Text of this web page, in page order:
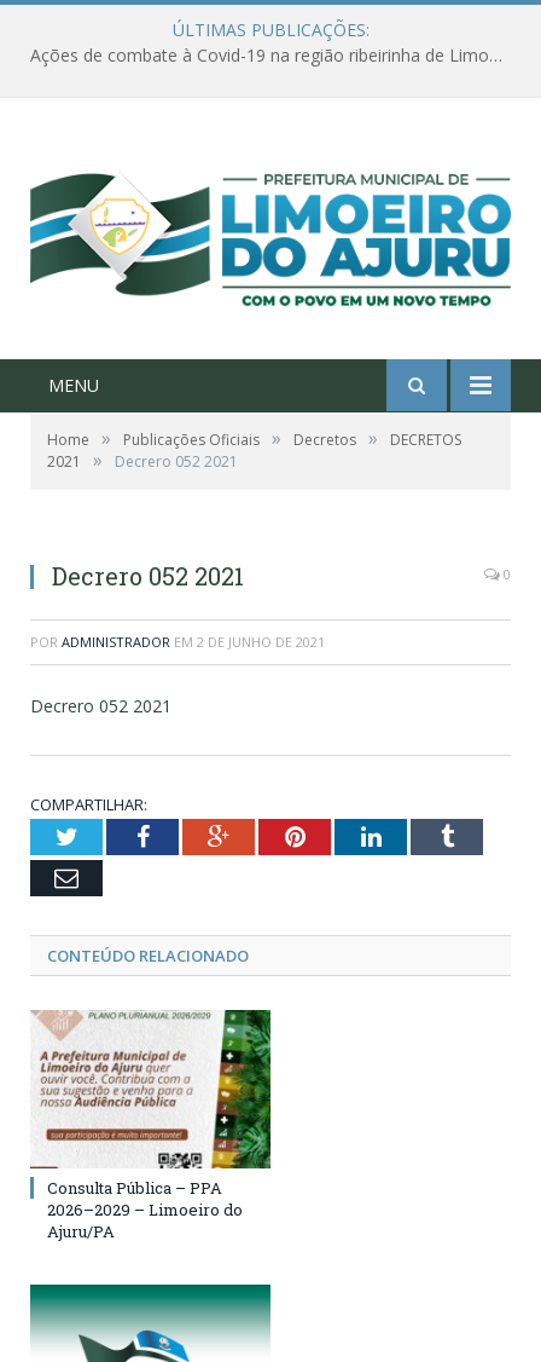
ÚLTIMAS PUBLICAÇÕES:
Ações de combate à Covid-19 na região ribeirinha de Limoeiro do Ajuru continuam
MENU
Home » Publicações Oficiais » Decretos »
DECRETOS
2021
» Decrero 052 2021
Decrero 052 2021 0
POR ADMINISTRADOR EM 2 DE JUNHO DE 2021
Decrero 052 2021
COMPARTILHAR:
TwitterFacebookGoogle+PinterestLinkedInTumblr
Email
CONTEÚDO RELACIONADO
Consulta Pública – PPA
2026–2029 – Limoeiro do
Ajuru/PA